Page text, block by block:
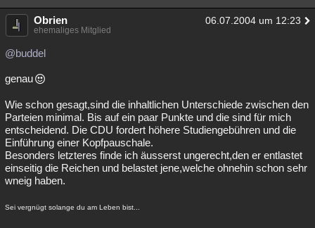
Obrien 06.07.2004 um 12:23
ehemaliges Mitglied
@buddel
genau
Wie schon gesagt,sind die inhaltlichen Unterschiede zwischen den
Parteien minimal. Bis auf ein paar Punkte und die sind für mich
entscheidend. Die CDU fordert höhere Studiengebühren und die
Einführung einer Kopfpauschale.
Besonders letzteres finde ich äusserst ungerecht,den er entlastet
einseitig die Reichen und belastet jene,welche ohnehin schon sehr
wneig haben.
Sei vergnügt solange du am Leben bist...